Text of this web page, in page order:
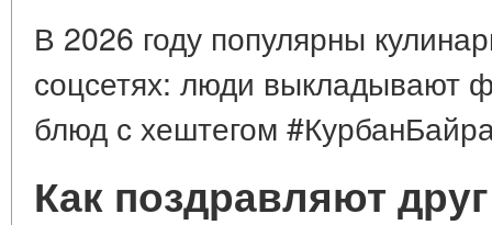
В 2026 году популярны
соцсетях: люди выкладывают
блюд с хештегом
Как поздравляют